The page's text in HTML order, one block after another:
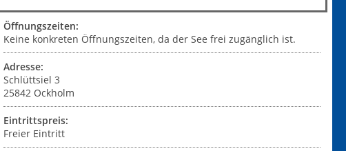
Öffnungszeiten:
Keine konkreten Öffnungszeiten, da der See frei zugänglich ist.
Adresse:
Schlüttsiel 3
25842 Ockholm
Eintrittspreis:
Freier Eintritt